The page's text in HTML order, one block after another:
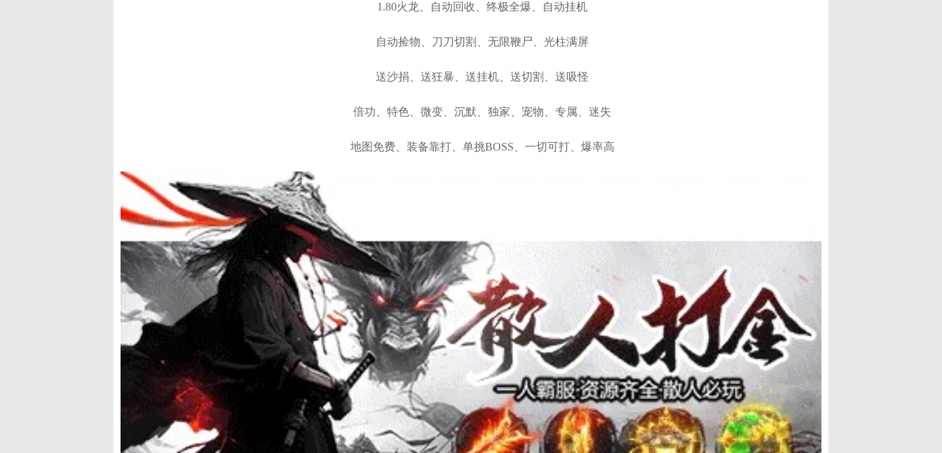
1.80火龙、自动回收、终极全爆、自动挂机
自动捡物、刀刀切割、无限鞭尸、光柱满屏
送沙捐、送狂暴、送挂机、送切割、送吸怪
倍功、特色、微变、沉默、独家、宠物、专属、迷失
地图免费、装备靠打、单挑BOSS、一切可打、爆率高